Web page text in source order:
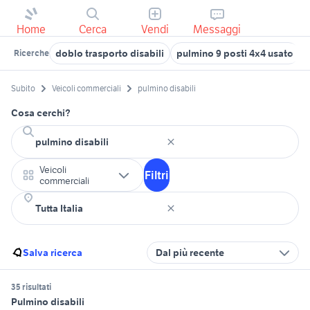
Home Cerca Vendi Messaggi
Ricerche doblo trasporto disabili pulmino 9 posti 4x4 usato
Subito Veicoli commerciali pulmino disabili
Cosa cerchi?
Veicoli
commerciali
Filtri
Salva ricerca Dal più recente
35 risultati
Pulmino disabili